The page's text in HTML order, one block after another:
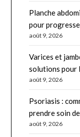
Planche
pour
août 9, 2026
Varices et
solutions pour
août 9, 2026
Psoriasis :
prendre soin
août 9, 2026